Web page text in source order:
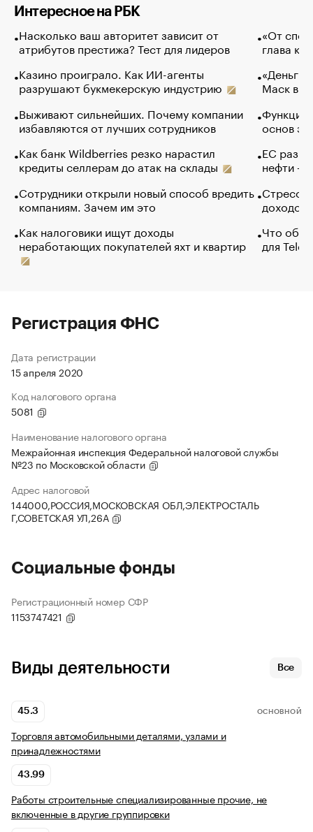
Интересное на РБК
Насколько ваш авторитет зависит от
атрибутов престижа? Тест для лидеров
Казино проиграло. Как ИИ-агенты
разрушают букмекерскую индустрию
Выживают сильнейших. Почему компании
избавляются от лучших сотрудников
Как банк Wildberries резко нарастил
кредиты селлерам до атак на склады
Сотрудники открыли новый способ вредить
компаниям. Зачем им это
Как налоговики ищут доходы
неработающих покупателей яхт и квартир
«От
глава
«Деньги
Маск в
Функции
основ
ЕС
нефти —
Стресс
доходов
Что
для
Регистрация ФНС
Дата регистрации
15 апреля 2020
Код налогового органа
5081
Наименование налогового органа
Межрайонная инспекция Федеральной налоговой службы
№23 по Московской области
Адрес налоговой
144000,РОССИЯ,МОСКОВСКАЯ ОБЛ,ЭЛЕКТРОСТАЛЬ
Г,СОВЕТСКАЯ УЛ,26А
Социальные фонды
Регистрационный номер СФР
1153747421
Виды деятельности Все
45.3 ОСНОВНОЙ
Торговля автомобильными деталями, узлами и
принадлежностями
43.99
Работы строительные специализированные прочие, не
включенные в другие группировки